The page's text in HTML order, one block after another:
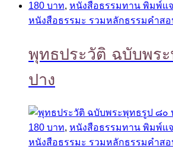
180 บาท, หนังสือธรรมทาน พิมพ์แ
หนังสือธรรมะ รวมหลักธรรมคำส
พุทธประวัติ ฉบับพร
ปาง
180 บาท, หนังสือธรรมทาน พิมพ์แ
หนังสือธรรมะ รวมหลักธรรมคำส